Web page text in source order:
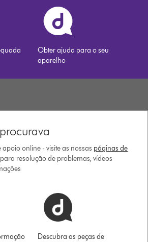
Obter ajuda para o seu
aparelho
apoio online - visite as nossas páginas de
resolução de problemas, vídeos
Descubra as peças de